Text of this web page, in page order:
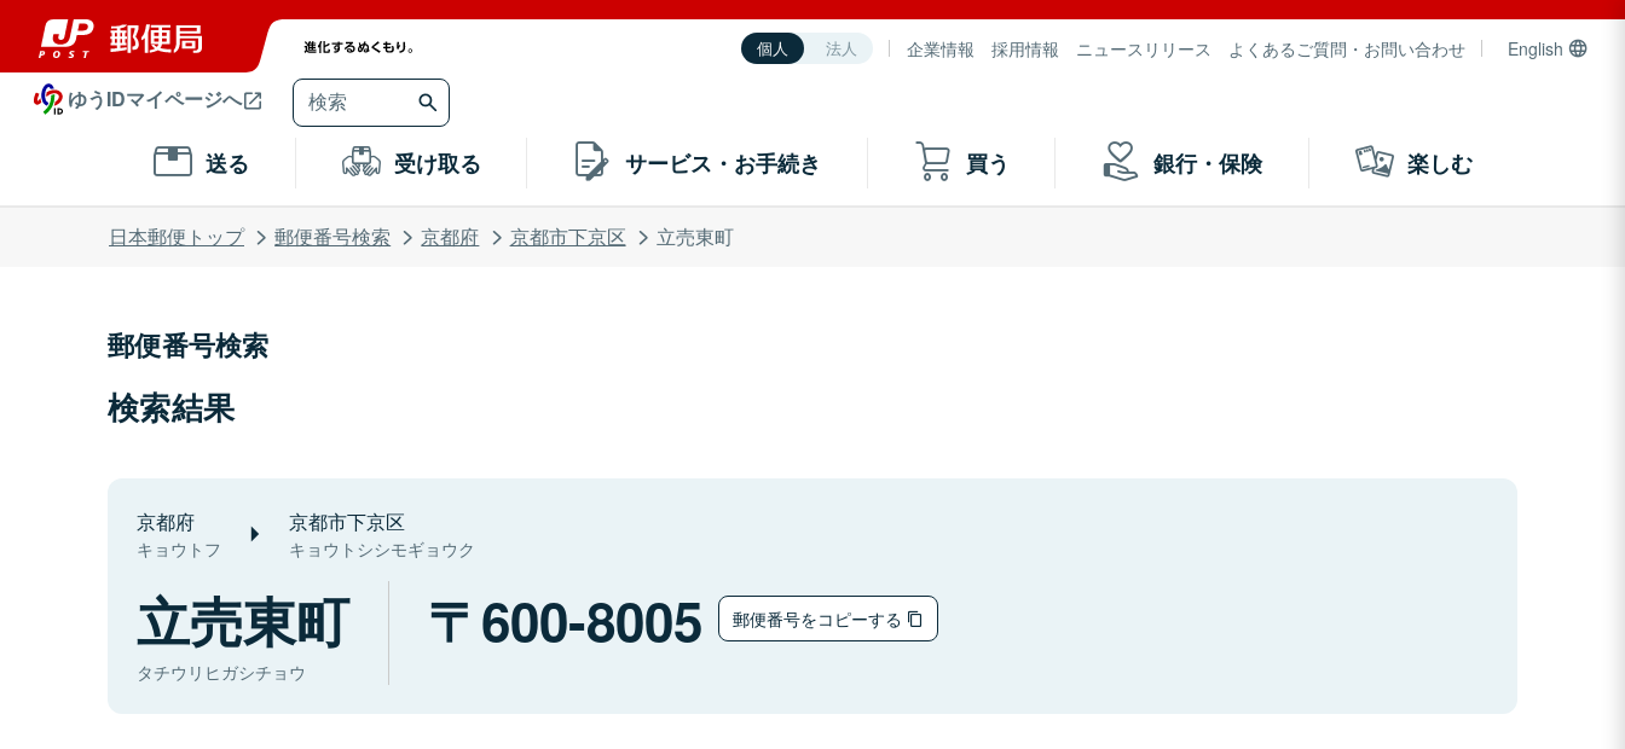
個人 法人 企業情報 採用情報 ニュースリリース よくあるご質問・お問い合わせ English
ゆうIDマイページへ
送る 受け取る サービス・お手続き 買う 銀行・保険 楽しむ
日本郵便トップ 郵便番号検索 京都府 京都市下京区 立売東町
郵便番号検索
検索結果
京都府
キョウトフ
京都市下京区
キョウトシシモギョウク
立売東町
タチウリヒガシチョウ
600-8005 郵便番号をコピーする